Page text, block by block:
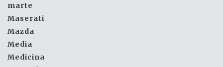
marte
Maserati
Mazda
Media
Medicina